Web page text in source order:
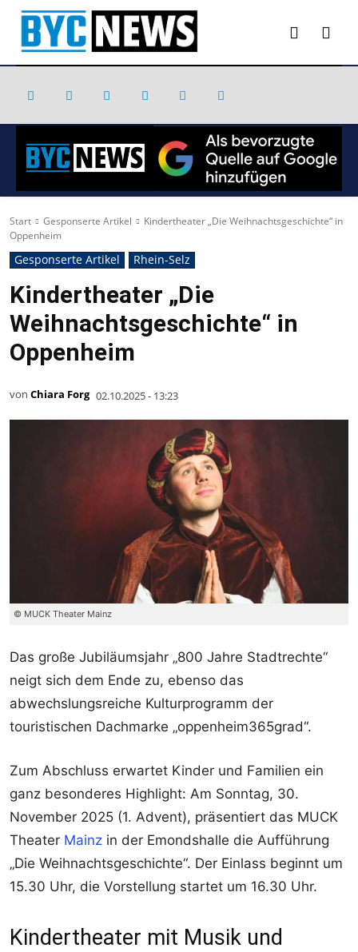
Start Gesponserte Artikel
Kindertheater „Die Weihnachtsgeschichte“ in
Oppenheim
Gesponserte Artikel Rhein-Selz
Kindertheater „Die
Weihnachtsgeschichte“ in
Oppenheim
von Chiara Forg 02.10.2025 - 13:23
© MUCK Theater Mainz
Das große Jubiläumsjahr „800 Jahre Stadtrechte“
neigt sich dem Ende zu, ebenso das
abwechslungsreiche Kulturprogramm der
touristischen Dachmarke „oppenheim365grad“.
Zum Abschluss erwartet Kinder und Familien ein
ganz besonderes Highlight: Am Sonntag, 30.
November 2025 (1. Advent), präsentiert das MUCK
Theater Mainz in der Emondshalle die Aufführung
„Die Weihnachtsgeschichte“. Der Einlass beginnt um
15.30 Uhr, die Vorstellung startet um 16.30 Uhr.
Kindertheater mit Musik und